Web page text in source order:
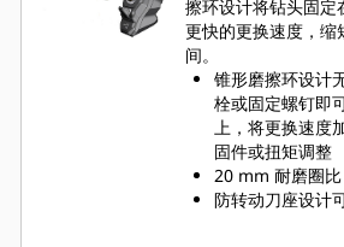
擦环设计将钻头固定
更快的更换速度，缩
间。
锥形磨擦环设计
栓或固定螺钉即
上，将更换速度
固件或扭矩调整
20 mm 耐磨圈
防转动刀座设计